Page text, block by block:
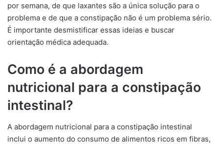
por semana, de que laxantes são a única solução para o
problema e de que a constipação não é um problema sério.
É importante desmistificar essas ideias e buscar
orientação médica adequada.
Como é a abordagem
nutricional para a constipação
intestinal?
A abordagem nutricional para a constipação intestinal
inclui o aumento do consumo de alimentos ricos em fibras,